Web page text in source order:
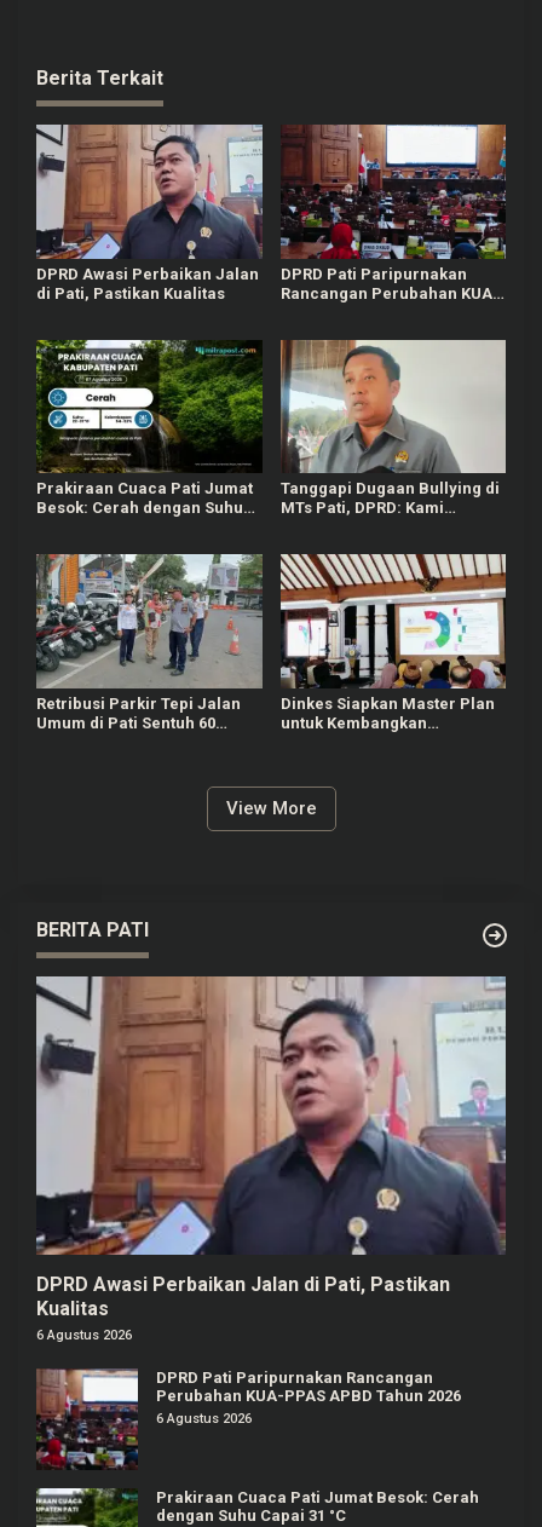
Berita Terkait
DPRD Awasi Perbaikan Jalan
di Pati, Pastikan Kualitas
DPRD Pati Paripurnakan
Rancangan Perubahan KUA-
Prakiraan Cuaca Pati Jumat
Besok: Cerah dengan Suhu
Tanggapi Dugaan Bullying di
MTs Pati, DPRD: Kami
Retribusi Parkir Tepi Jalan
Umum di Pati Sentuh 60
Dinkes Siapkan Master Plan
untuk Kembangkan
View More
BERITA PATI
DPRD Awasi Perbaikan Jalan di Pati, Pastikan
Kualitas
6 Agustus 2026
DPRD Pati Paripurnakan Rancangan
Perubahan KUA-PPAS APBD Tahun 2026
6 Agustus 2026
Prakiraan Cuaca Pati Jumat Besok: Cerah
dengan Suhu Capai 31 °C